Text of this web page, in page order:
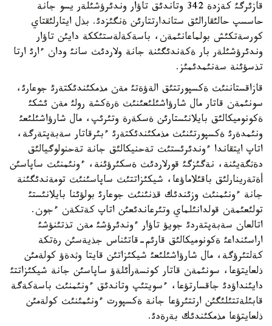
قازئرگئ كةزدة 342 وتاندئق تاؤار وندئرؤشئلةر يسو جانة
حاسسپ حالئقارالئق ستاندارتتارئن ةنگئزدئ. بذل ايتارلئقتاي
كورسةتكئش بولماعانئمةن، باسةكةلةستئككة دايئن تاؤار
وندئرؤشئلةر بار ةكةندئگئنة جانة ولاردئث سانئ ودان ءارئ ارتا
تذسؤئنة سةنئمدئمئز.
قازاقستاننئث ةكسپورتتئق الةؤةتئ مةن مذمكئندئكتةرئ جوعارئ،
سونئمةن قاتار مال شارؤاشئلئعئنئث ةرةكشة رولئ مةن ئشكئ
ةكونوميكالئق بايلانئستارئن ةسكةرة وتئرئپ، مال شارؤاشئلئعئ
ونئمدةرئ ةكسپورتئنئث مذمكئندئكتةرئ ءبئرقاتار سةبةپتةرگة،
اتاپ ايتقاندا ءوندئرئستئث تةحنيكالئق جانة تةحنولوگيالئق
دةثگةيئنة، نةگئزگئ قورلاردئث ةسكئرؤئنة، ءونئمنئث ساپاسئن
أةتةرينارلئق باقئلاماؤعا، شيكئزاتتئث ساپاسئنئث تومةندئگئنة
جانة ءونئمنئث وزئندئك قذنئنئث جوعارئ بولؤئنا بايلانئستئ
تولئعئمةن قولدانئلماي وتئرعاندئعئن اتاپ كةتكةن ءجون.
اتالعان سةبةپتةردئ جويؤ تاؤار ءوندئرؤشئ مةن تذتئنؤشئ
اراسئنداعئ ةكونوميكالئق قارئم-قاتئناس جذيةسئن رةتكة
كةلتئرؤگة، مال شارؤاشئلئعئ شيكئزاتئن قايتا وثدةؤ كولةمئن
ذلعايتؤعا، سونئمةن قاتار كونسةرأئلةؤ ساپاسئن جانة شيكئزاتتئ
دايئنداؤدئ جاقسارتؤعا، ءسويتئپ وتاندئق ءونئمنئث باسةكةگة
قابئلةتتئلئگئن ارتتئرؤعا جانة ةكسپورت ءونئمئنئث كولةمئن
ذلعايتؤعا مذمكئندئك بةرةدئ.